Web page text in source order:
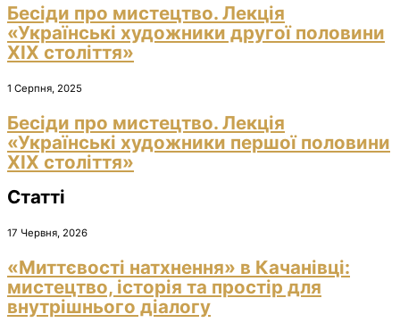
Бесіди про мистецтво. Лекція
«Українські художники другої половини
ХІХ століття»
1 Серпня, 2025
Бесіди про мистецтво. Лекція
«Українські художники першої половини
ХІХ століття»
Статті
17 Червня, 2026
«Миттєвості натхнення» в Качанівці:
мистецтво, історія та простір для
внутрішнього діалогу